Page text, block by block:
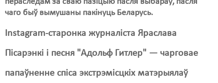
чаго быў вымушаны пакінуць Беларусь.
Instagram-старонка журналіста Яраслава
Пісарэнкі і песня "Адольф Гитлер" — чарговае
папаўненне спіса экстрэмісцкіх матэрыялаў
Экалёгія
Правы працоўных
Сацыяльныя правы